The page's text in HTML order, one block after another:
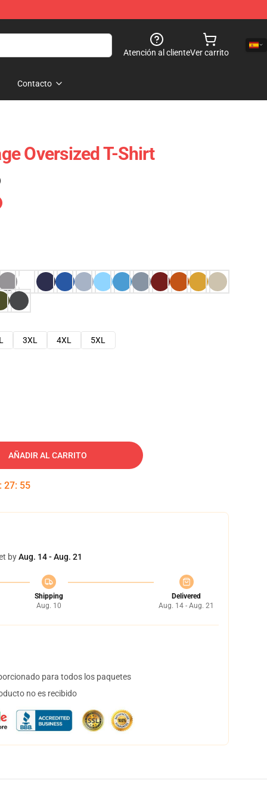
Atención al clienteVer carrito
Contacto
Oversized T-Shirt
3XL 4XL
5XL
AÑADIR AL CARRITO
: 27: 54
byAug. 14 - Aug. 21
Shipping
Aug. 10
Delivered
Aug. 14 - Aug. 21
para todos los paquetes
no es recibido